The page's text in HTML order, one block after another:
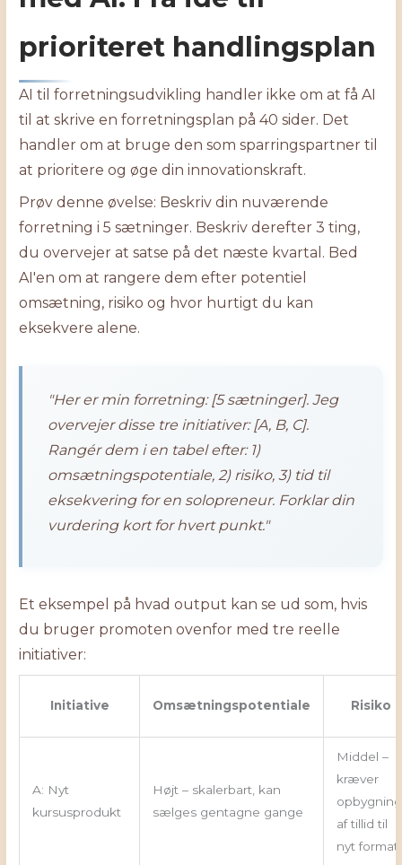
prioriteret handlingsplan
AI til forretningsudvikling handler ikke om at få AI
til at skrive en forretningsplan på 40 sider. Det
handler om at bruge den som sparringspartner til
at prioritere og øge din innovationskraft.
Prøv denne øvelse: Beskriv din nuværende
forretning i 5 sætninger. Beskriv derefter 3 ting,
du overvejer at satse på det næste kvartal. Bed
AI'en om at rangere dem efter potentiel
omsætning, risiko og hvor hurtigt du kan
eksekvere alene.
"Her er min forretning: [5 sætninger]. Jeg
overvejer disse tre initiativer: [A, B, C].
Rangér dem i en tabel efter: 1)
omsætningspotentiale, 2) risiko, 3) tid til
eksekvering for en solopreneur. Forklar din
vurdering kort for hvert punkt."
Et eksempel på hvad output kan se ud som, hvis
du bruger promoten ovenfor med tre reelle
initiativer:
Initiative Omsætningspotentiale Risiko
A: Nyt
kursusprodukt
Højt – skalerbart, kan
sælges gentagne gange
Middel –
kræver
opbygning
af tillid til
nyt format